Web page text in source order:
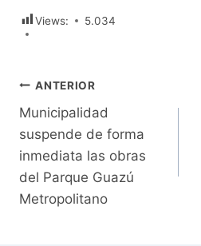
Views: 5.034
Navegación
de
entradas
ANTERIOR
Municipalidad
suspende de forma
inmediata las obras
del Parque Guazú
Metropolitano